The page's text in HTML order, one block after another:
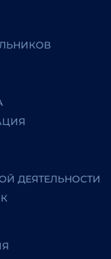
ДЕЯТЕЛЬНОСТИ